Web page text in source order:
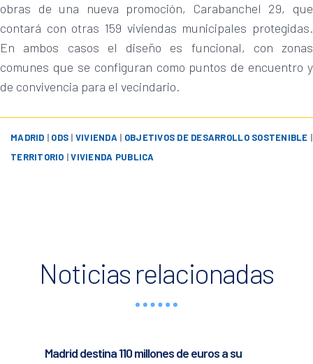
obras de una nueva promoción, Carabanchel 29, que
contará con otras 159 viviendas municipales protegidas.
En ambos casos el diseño es funcional, con zonas
comunes que se configuran como puntos de encuentro y
de convivencia para el vecindario.
MADRID | ODS | VIVIENDA | OBJETIVOS DE DESARROLLO SOSTENIBLE |
TERRITORIO |VIVIENDA PUBLICA
Noticias relacionadas
Madrid destina 110 millones de euros a su